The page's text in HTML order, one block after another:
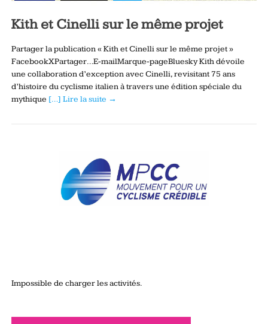
Kith et Cinelli sur le même projet
Partager la publication « Kith et Cinelli sur le même projet »
FacebookXPartager…E-mailMarque-pageBluesky Kith dévoile
une collaboration d’exception avec Cinelli, revisitant 75 ans
d’histoire du cyclisme italien à travers une édition spéciale du
mythique […] Lire la suite →
Impossible de charger les activités.